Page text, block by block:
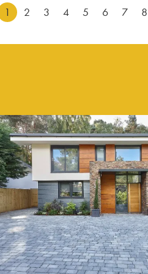
1 2 3 4 5 6 7 8